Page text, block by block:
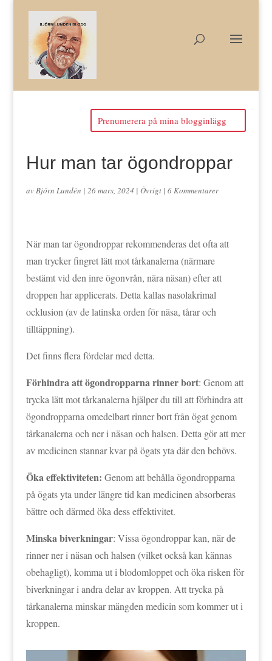
Prenumerera på mina blogginlägg
Hur man tar ögondroppar
avBjörn Lundén | 26 mars, 2024 | Övrigt| 6 Kommentarer
När man tar ögondroppar rekommenderas det ofta att
man trycker fingret lätt mot tårkanalerna (närmare
bestämt vid den inre ögonvrån, nära näsan) efter att
droppen har applicerats. Detta kallas nasolakrimal
ocklusion (av de latinska orden för näsa, tårar och
tilltäppning).
Det finns flera fördelar med detta.
Förhindra att ögondropparna rinner bort: Genom att
trycka lätt mot tårkanalerna hjälper du till att förhindra att
ögondropparna omedelbart rinner bort från ögat genom
tårkanalerna och ner i näsan och halsen. Detta gör att mer
av medicinen stannar kvar på ögats yta där den behövs.
Öka effektiviteten: Genom att behålla ögondropparna
på ögats yta under längre tid kan medicinen absorberas
bättre och därmed öka dess effektivitet.
Minska biverkningar: Vissa ögondroppar kan, när de
rinner ner i näsan och halsen (vilket också kan kännas
obehagligt), komma ut i blodomloppet och öka risken för
biverkningar i andra delar av kroppen. Att trycka på
tårkanalerna minskar mängden medicin som kommer ut i
kroppen.